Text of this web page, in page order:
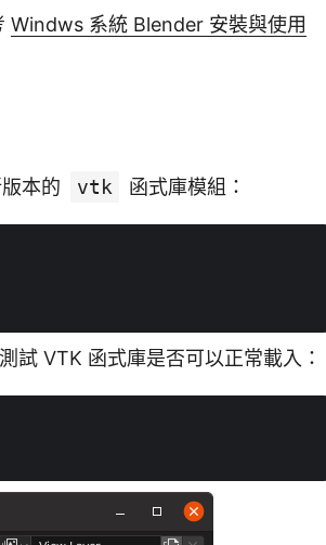
Windws 系統 Blender 安裝與使用
本的 vtk 函式庫模組：
VTK 函式庫是否可以正常載入：